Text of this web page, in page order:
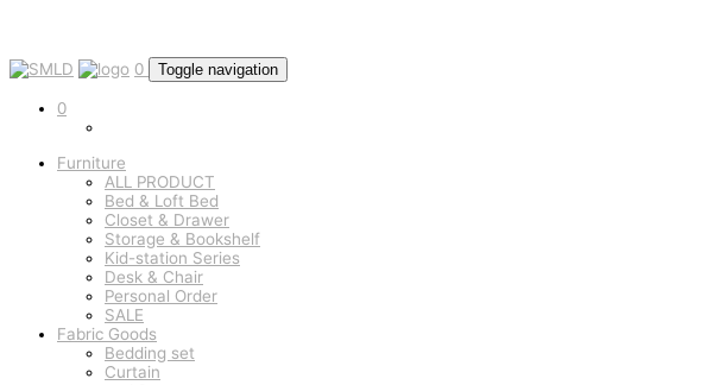
0 Toggle navigation
0
Furniture
ALL PRODUCT
Bed & Loft Bed
Closet & Drawer
Storage & Bookshelf
Kid-station Series
Desk & Chair
Personal Order
SALE
Fabric Goods
Bedding set
Curtain